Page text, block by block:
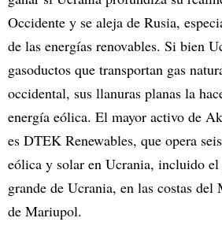
Occidente y se aleja de Rusia,
de las energías renovables. Si bien
gasoductos que transportan gas
occidental, sus llanuras planas la
energía eólica. El mayor activo de
es DTEK Renewables, que opera
eólica y solar en Ucrania, incluido
grande de Ucrania, en las costas del
de Mariupol.